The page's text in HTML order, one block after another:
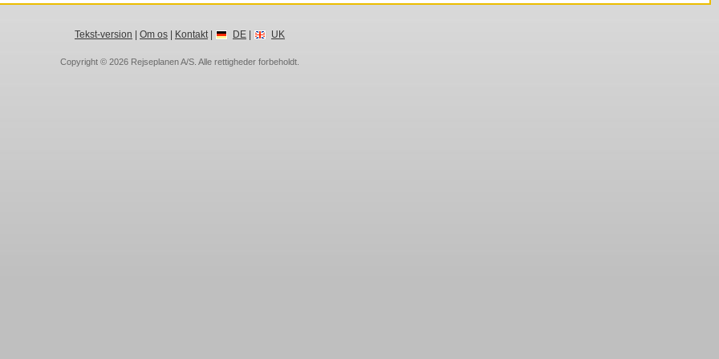
Tekst-version Om os| Kontakt| DE| UK
Copyright © 2026 Rejseplanen A/S . Alle rettigheder forbeholdt.